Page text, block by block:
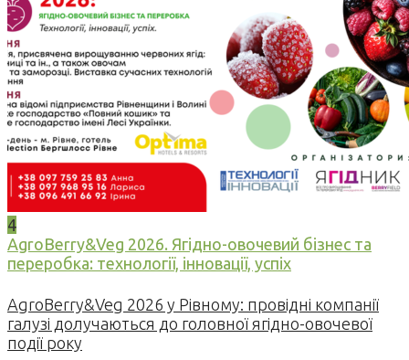
4
AgroBerry&Veg 2026. Ягідно-овочевий бізнес та
переробка: технології, інновації, успіх
AgroBerry&Veg 2026 у Рівному: провідні компанії
галузі долучаються до головної ягідно-овочевої
події року